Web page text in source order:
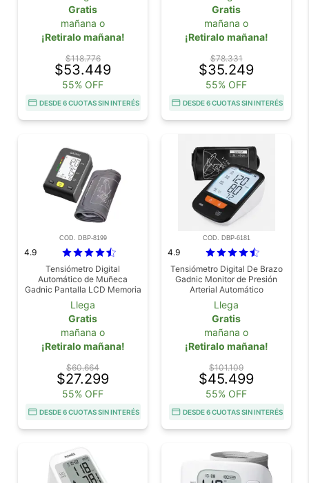
Gratis
mañana o
¡Retiralo mañana!
$118.776
$53.449
55% OFF
DESDE 6 CUOTAS SIN INTERÉS
Gratis
mañana o
¡Retiralo mañana!
$78.331
$35.249
55% OFF
DESDE 6 CUOTAS SIN INTERÉS
COD. DBP-8199
4.9
Tensiómetro Digital
Automático de Muñeca
Gadnic Pantalla LCD Memoria
2 Usuarios
Llega
Gratis
mañana o
¡Retiralo mañana!
$60.664
$27.299
55% OFF
DESDE 6 CUOTAS SIN INTERÉS
COD. DBP-6181
4.9
Tensiómetro Digital De Brazo
Gadnic Monitor de Presión
Arterial Automático
Llega
Gratis
mañana o
¡Retiralo mañana!
$101.109
$45.499
55% OFF
DESDE 6 CUOTAS SIN INTERÉS